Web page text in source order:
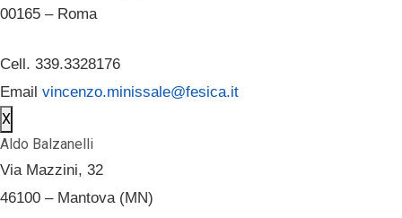
00165 – Roma
Cell. 339.3328176
Email vincenzo.minissale@fesica.it
X
Aldo Balzanelli
Via Mazzini, 32
46100 – Mantova (MN)